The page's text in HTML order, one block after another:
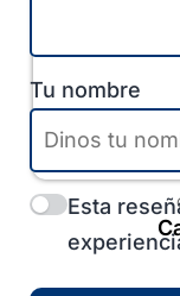
Tu nombre
Esta